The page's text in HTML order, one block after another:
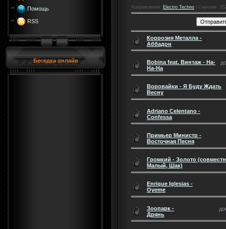
Помощь
RSS
Беседка онлайн
Направления : Electro Techno Скачали:
Коррозия Металла -
Аббадон
Bobina feat. Винтаж - На-
На-На
Воровайки - Я Буду Ждать
Весну
Adriano Celentano -
Confessa
Примьер Министр -
Восточная Песня
Громкий - Золото
Малый, Шак)
Enrique Iglesias -
Oyeme
Зоопарк -
Дрянь